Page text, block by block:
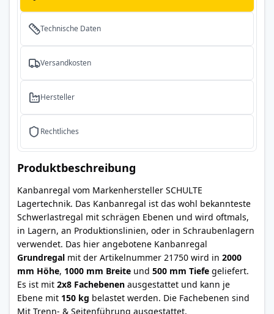
Technische Daten
Versandkosten
Hersteller
Rechtliches
Produktbeschreibung
Kanbanregal vom Markenhersteller SCHULTE
Lagertechnik. Das Kanbanregal ist das wohl bekannteste
Schwerlastregal mit schrägen Ebenen und wird oftmals,
in Lagern, an Produktionslinien, oder in Schraubenlagern
verwendet. Das hier angebotene Kanbanregal
Grundregal mit der Artikelnummer 21750 wird in 2000
mm Höhe, 1000 mm Breite und 500 mm Tiefe geliefert.
Es ist mit 2x8 Fachebenen ausgestattet und kann je
Ebene mit 150 kg belastet werden. Die Fachebenen sind
Mit Trenn- & Seitenführung ausgestattet.